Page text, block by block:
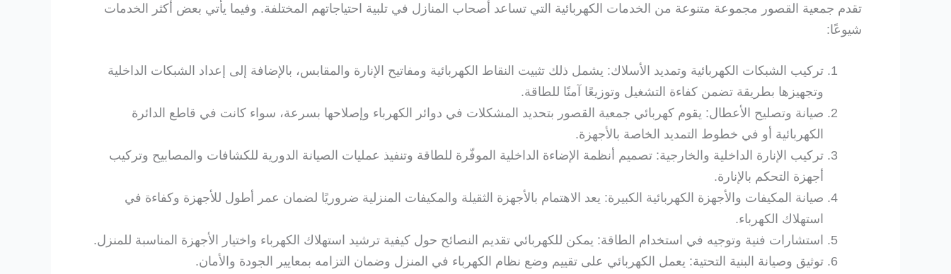
تقدم جمعية القصور مجموعة متنوعة من الخدمات الكهربائية التي تساعد أصحاب المنازل في تلبية احتياجاتهم المختلفة. وفيما يأتي بعض أكثر الخدمات
شيوعًا:
تركيب الشبكات الكهربائية وتمديد الأسلاك: يشمل ذلك تثبيت النقاط الكهربائية ومفاتيح الإنارة والمقابس، بالإضافة إلى إعداد الشبكات الداخلية
وتجهيزها بطريقة تضمن كفاءة التشغيل وتوزيعًا آمنًا للطاقة.
صيانة وتصليح الأعطال: يقوم كهربائي جمعية القصور بتحديد المشكلات في دوائر الكهرباء وإصلاحها بسرعة، سواء كانت في قاطع الدائرة
الكهربائية أو في خطوط التمديد الخاصة بالأجهزة.
تركيب الإنارة الداخلية والخارجية: تصميم أنظمة الإضاءة الداخلية الموفّرة للطاقة وتنفيذ عمليات الصيانة الدورية للكشافات والمصابيح وتركيب
أجهزة التحكم بالإنارة.
صيانة المكيفات والأجهزة الكهربائية الكبيرة: يعد الاهتمام بالأجهزة الثقيلة والمكيفات المنزلية ضروريًا لضمان عمر أطول للأجهزة وكفاءة في
استهلاك الكهرباء.
استشارات فنية وتوجيه في استخدام الطاقة: يمكن للكهربائي تقديم النصائح حول كيفية ترشيد استهلاك الكهرباء واختيار الأجهزة المناسبة للمنزل.
توثيق وصيانة البنية التحتية: يعمل الكهربائي على تقييم وضع نظام الكهرباء في المنزل وضمان التزامه بمعايير الجودة والأمان.